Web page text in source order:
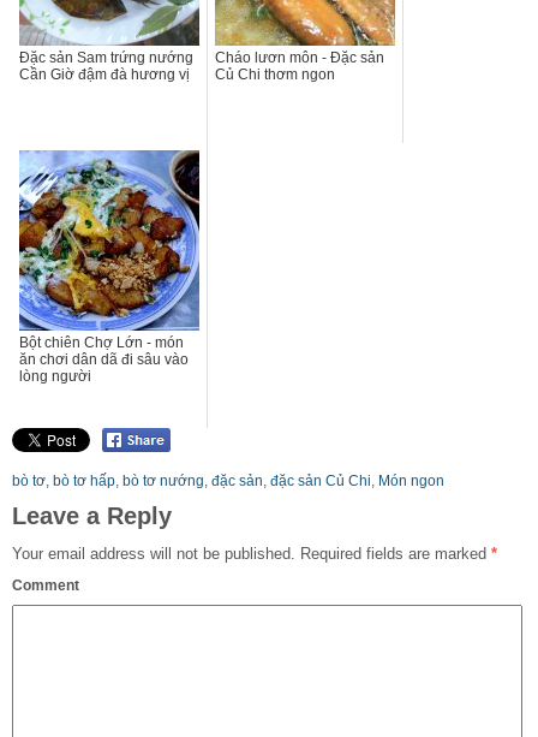
Đặc sản Sam trứng nướng
Cần Giờ đậm đà hương vị
Cháo lươn môn - Đặc sản
Củ Chi thơm ngon
Bột chiên Chợ Lớn - món
ăn chơi dân dã đi sâu vào
lòng người
bò tơ, bò tơ hấp, bò tơ nướng, đặc sản, đặc sản Củ Chi, Món ngon
Leave a Reply
Your email address will not be published. Required fields are marked *
Comment